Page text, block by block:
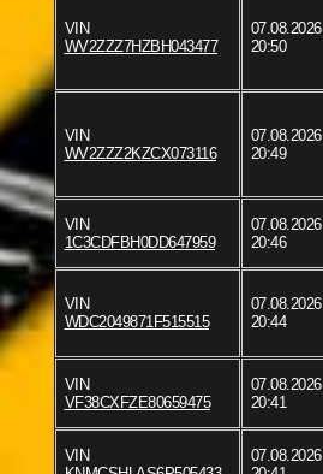
VIN
WV2ZZZ7HZBH043477
07.08.2026
20:50
VIN
WV2ZZZ2KZCX073116
07.08.2026
20:49
VIN
1C3CDFBH0DD647959
07.08.2026
20:46
VIN
WDC2049871F515515
07.08.2026
20:44
VIN
VF38CXFZE80659475
07.08.2026
20:41
VIN
07.08.2026